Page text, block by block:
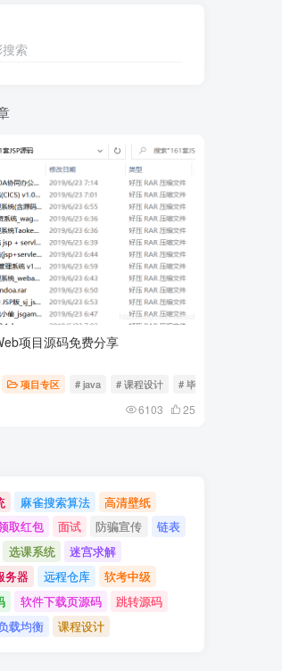
#fc5c5c 85%);
索
项目源码免费分享
项目专区 # java # 课程设计 # 毕业设计
6103 25
麻雀搜索算法
高清壁纸
取红包 面试 防骗宣传
链表
选课系统
迷宫求解
务器
远程仓库
软考中级
软件下载页源码
跳转源码
载均衡 课程设计